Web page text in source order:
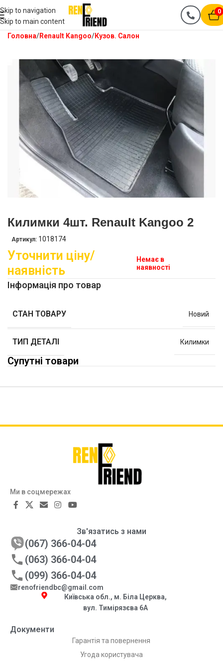
Skip to navigation
Skip to main content
0
Головна Renault Kangoo Кузов. Салон
Килимки 4шт. Renault Kangoo 2
Артикул: 1018174
Уточнити ціну/
наявність
Немає в
наявності
Інформація про товар
СТАН ТОВАРУ Новий
ТИП ДЕТАЛІ Килимки
Супутні товари
Ми в соцмережах
Документи
Гарантія та повернення
Угода користувача
Зв'язатись з нами
(067) 366-04-04
(063) 366-04-04
(099) 366-04-04
renofriendbc@gmail.com
Київська обл., м. Біла Церква,
вул. Тимірязєва 6А